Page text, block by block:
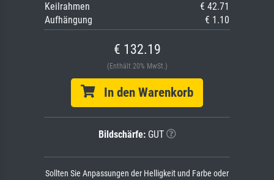
Keilrahmen
€ 42.71
Aufhängung
€ 1.10
€ 132.19
(Enthält 20% MwSt.)
In den Warenkorb
Bildschärfe:GUT
Sollten Sie Anpassungen der Helligkeit und Farbe oder